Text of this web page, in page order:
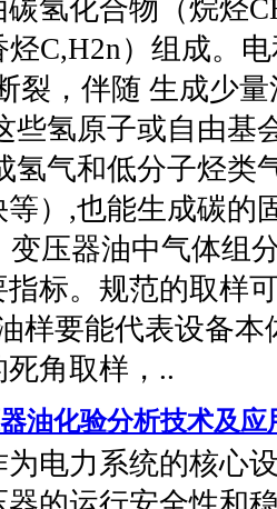
氢化合物（烷烃
烃C,H2n）组成。
裂，伴随 生成少
些氢原子或自由基
氢气和低分子烃类
）,也能生成碳的
压器油中气体组
标。规范的取样
样要能代表设备
角取样，..
油化验分析技术及应
电力系统的核心